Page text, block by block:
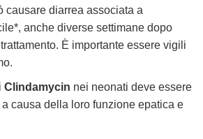
causare diarrea associata a
anche diverse settimane dopo
trattamento. È importante essere vigili
Clindamycin nei neonati deve essere
causa della loro funzione epatica e